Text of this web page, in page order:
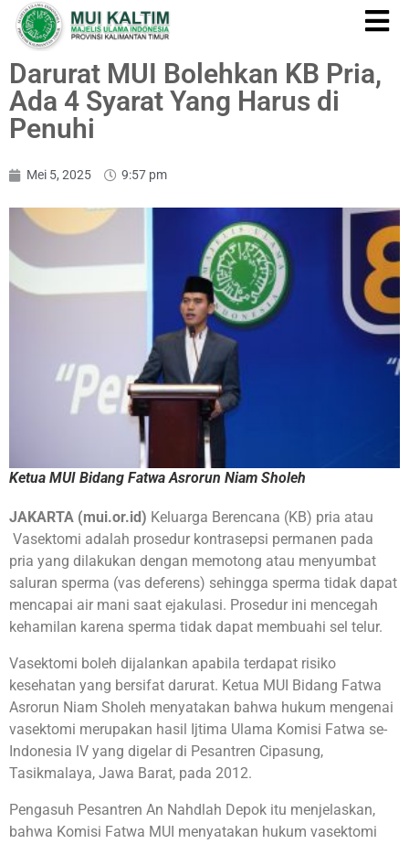
Darurat MUI Bolehkan KB Pria,
Ada 4 Syarat Yang Harus di
Penuhi
Mei 5, 2025 9:57 pm
Ketua MUI Bidang Fatwa Asrorun Niam Sholeh
JAKARTA (mui.or.id) Keluarga Berencana (KB) pria atau
Vasektomi adalah prosedur kontrasepsi permanen pada
pria yang dilakukan dengan memotong atau menyumbat
saluran sperma (vas deferens) sehingga sperma tidak dapat
mencapai air mani saat ejakulasi. Prosedur ini mencegah
kehamilan karena sperma tidak dapat membuahi sel telur.
Vasektomi boleh dijalankan apabila terdapat risiko
kesehatan yang bersifat darurat. Ketua MUI Bidang Fatwa
Asrorun Niam Sholeh menyatakan bahwa hukum mengenai
vasektomi merupakan hasil Ijtima Ulama Komisi Fatwa se-
Indonesia IV yang digelar di Pesantren Cipasung,
Tasikmalaya, Jawa Barat, pada 2012.
Pengasuh Pesantren An Nahdlah Depok itu menjelaskan,
bahwa Komisi Fatwa MUI menyatakan hukum vasektomi